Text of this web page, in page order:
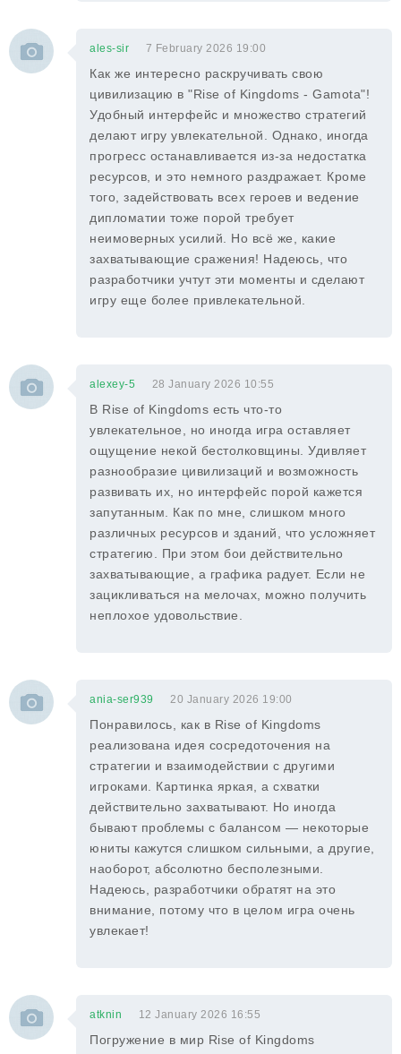
ales-sir 7 February 2026 19:00
Как же интересно раскручивать свою
цивилизацию в "Rise of Kingdoms - Gamota"!
Удобный интерфейс и множество стратегий
делают игру увлекательной. Однако, иногда
прогресс останавливается из-за недостатка
ресурсов, и это немного раздражает. Кроме
того, задействовать всех героев и ведение
дипломатии тоже порой требует
неимоверных усилий. Но всё же, какие
захватывающие сражения! Надеюсь, что
разработчики учтут эти моменты и сделают
игру еще более привлекательной.
alexey-5 28 January 2026 10:55
В Rise of Kingdoms есть что-то
увлекательное, но иногда игра оставляет
ощущение некой бестолковщины. Удивляет
разнообразие цивилизаций и возможность
развивать их, но интерфейс порой кажется
запутанным. Как по мне, слишком много
различных ресурсов и зданий, что усложняет
стратегию. При этом бои действительно
захватывающие, а графика радует. Если не
зацикливаться на мелочах, можно получить
неплохое удовольствие.
ania-ser939 20 January 2026 19:00
Понравилось, как в Rise of Kingdoms
реализована идея сосредоточения на
стратегии и взаимодействии с другими
игроками. Картинка яркая, а схватки
действительно захватывают. Но иногда
бывают проблемы с балансом — некоторые
юниты кажутся слишком сильными, а другие,
наоборот, абсолютно бесполезными.
Надеюсь, разработчики обратят на это
внимание, потому что в целом игра очень
увлекает!
atknin 12 January 2026 16:55
Погружение в мир Rise of Kingdoms